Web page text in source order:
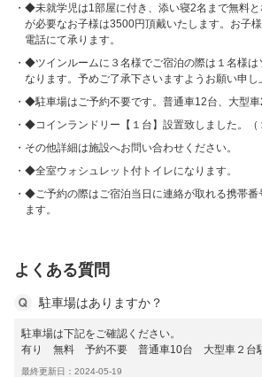
◆未就学児は1部屋に付き、添い寝2名まで無料と
が必要なお子様は3500円頂戴いたします。お子
電話にて承ります。
◆ツインルームに３名様でご宿泊の際は１名様は
なります。予めご了承下さいますようお願い申し
◆駐車場はご予約不要です。普通車12台、大型車
◆コインランドリー【１台】設置致しました。（
その他詳細は施設へお問い合わせください。
◆全室ウォシュレット付トイレになります。
◆ご予約の際はご宿泊当日に連絡が取れる携帯番
ます。
よくある質問
駐車場はありますか？
駐車場は下記をご確認ください。
有り 無料 予約不要 普通車10台 大型車２台
最終更新日：2024-05-19